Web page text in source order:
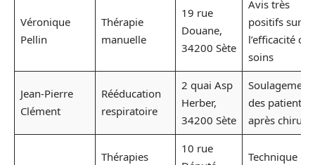
Véronique
Pellin
Thérapie
manuelle
19 rue
Douane,
34200 Sète
Avis très
positifs sur
l’efficacité des
soins
Jean-Pierre
Clément
Rééducation
respiratoire
2 quai Asp
Herber,
34200 Sète
Soulagement
des patients
après
Thérapies
10 rue
Technique de